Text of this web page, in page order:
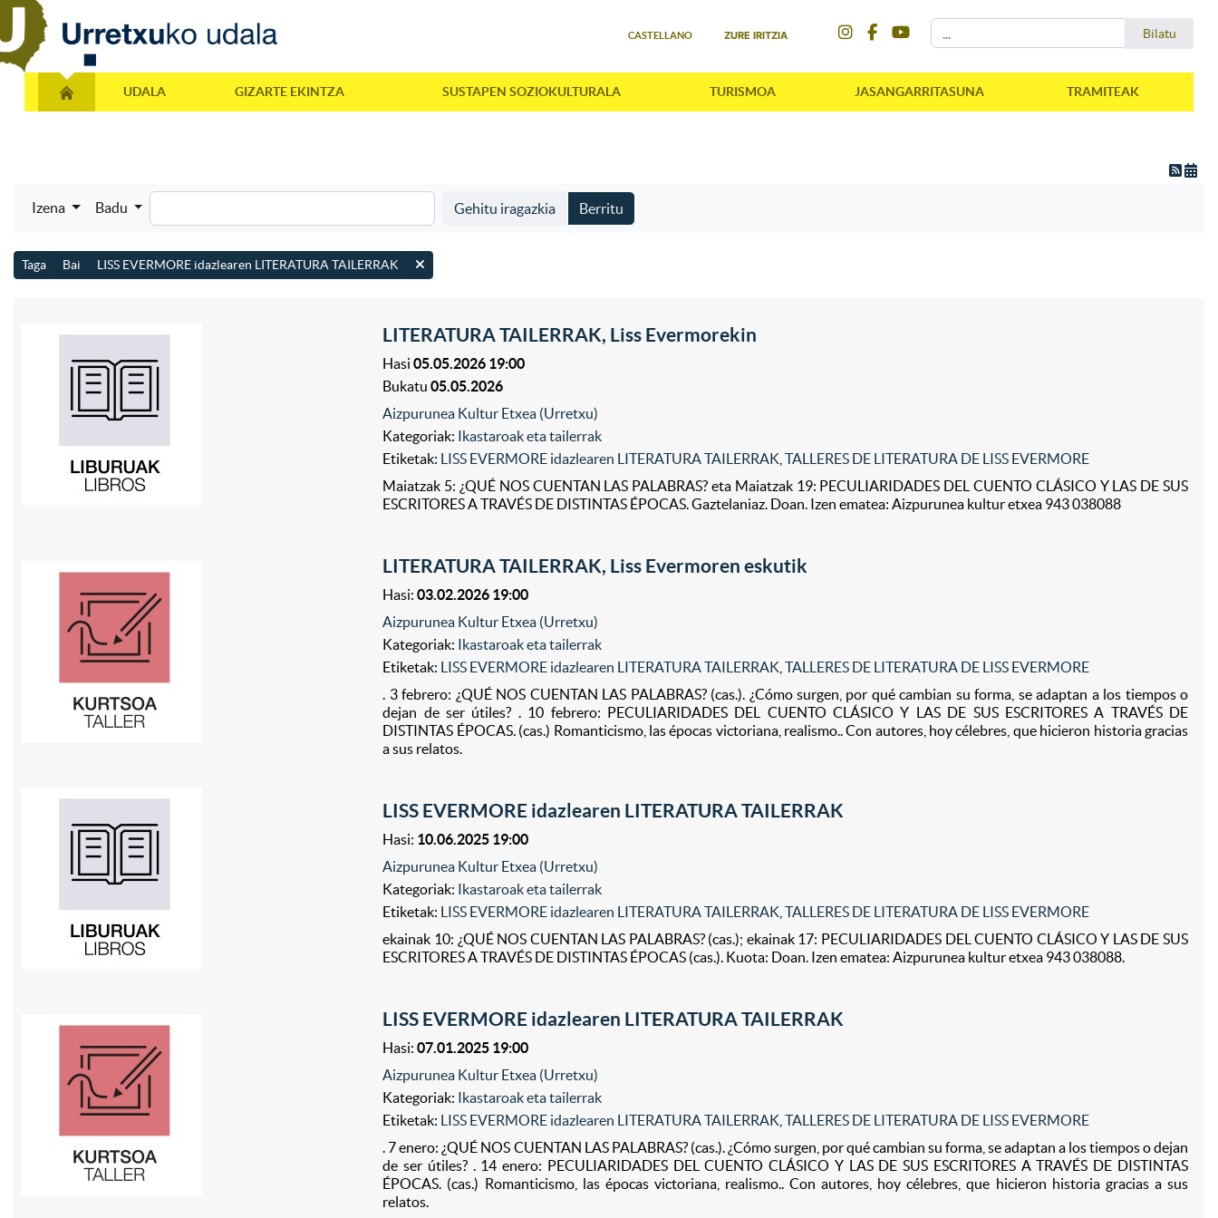
CASTELLANO ZURE IRITZIA Bilatu
UDALA GIZARTE EKINTZA SUSTAPEN SOZIOKULTURALA TURISMOA JASANGARRITASUNA TRAMITEAK
Izena Badu Gehitu iragazkia Berritu
Taga Bai LISS EVERMORE idazlearen LITERATURA TAILERRAK
LITERATURA TAILERRAK, Liss Evermorekin
Hasi05.05.2026 19:00
Bukatu05.05.2026
Aizpurunea Kultur Etxea (Urretxu)
Kategoriak: Ikastaroak eta tailerrak
Etiketak: LISS EVERMORE idazlearen LITERATURA TAILERRAK ,TALLERES DE LITERATURA DE LISS EVERMORE
Maiatzak 5: ¿QUÉ NOS CUENTAN LAS PALABRAS? eta Maiatzak 19: PECULIARIDADES DEL CUENTO CLÁSICO Y LAS DE SUS
ESCRITORES A TRAVÉS DE DISTINTAS ÉPOCAS. Gaztelaniaz. Doan. Izen ematea: Aizpurunea kultur etxea 943 038088
LITERATURA TAILERRAK, Liss Evermoren eskutik
Hasi:03.02.2026 19:00
Aizpurunea Kultur Etxea (Urretxu)
Kategoriak: Ikastaroak eta tailerrak
Etiketak: LISS EVERMORE idazlearen LITERATURA TAILERRAK ,TALLERES DE LITERATURA DE LISS EVERMORE
. 3 febrero: ¿QUÉ NOS CUENTAN LAS PALABRAS? (cas.). ¿Cómo surgen, por qué cambian su forma, se adaptan a los tiempos o
dejan de ser útiles? . 10 febrero: PECULIARIDADES DEL CUENTO CLÁSICO Y LAS DE SUS ESCRITORES A TRAVÉS DE
DISTINTAS ÉPOCAS. (cas.) Romanticismo, las épocas victoriana, realismo.. Con autores, hoy célebres, que hicieron historia gracias
a sus relatos.
LISS EVERMORE idazlearen LITERATURA TAILERRAK
Hasi: 10.06.2025 19:00
Aizpurunea Kultur Etxea (Urretxu)
Kategoriak: Ikastaroak eta tailerrak
Etiketak: LISS EVERMORE idazlearen LITERATURA TAILERRAK ,TALLERES DE LITERATURA DE LISS EVERMORE
ekainak 10: ¿QUÉ NOS CUENTAN LAS PALABRAS? (cas.); ekainak 17: PECULIARIDADES DEL CUENTO CLÁSICO Y LAS DE SUS
ESCRITORES A TRAVÉS DE DISTINTAS ÉPOCAS (cas.). Kuota: Doan. Izen ematea: Aizpurunea kultur etxea 943 038088.
LISS EVERMORE idazlearen LITERATURA TAILERRAK
Hasi:07.01.2025 19:00
Aizpurunea Kultur Etxea (Urretxu)
Kategoriak: Ikastaroak eta tailerrak
Etiketak: LISS EVERMORE idazlearen LITERATURA TAILERRAK ,TALLERES DE LITERATURA DE LISS EVERMORE
. 7 enero: ¿QUÉ NOS CUENTAN LAS PALABRAS? (cas.). ¿Cómo surgen, por qué cambian su forma, se adaptan a los tiempos o dejan
de ser útiles? . 14 enero: PECULIARIDADES DEL CUENTO CLÁSICO Y LAS DE SUS ESCRITORES A TRAVÉS DE DISTINTAS
ÉPOCAS. (cas.) Romanticismo, las épocas victoriana, realismo.. Con autores, hoy célebres, que hicieron historia gracias a sus
relatos.